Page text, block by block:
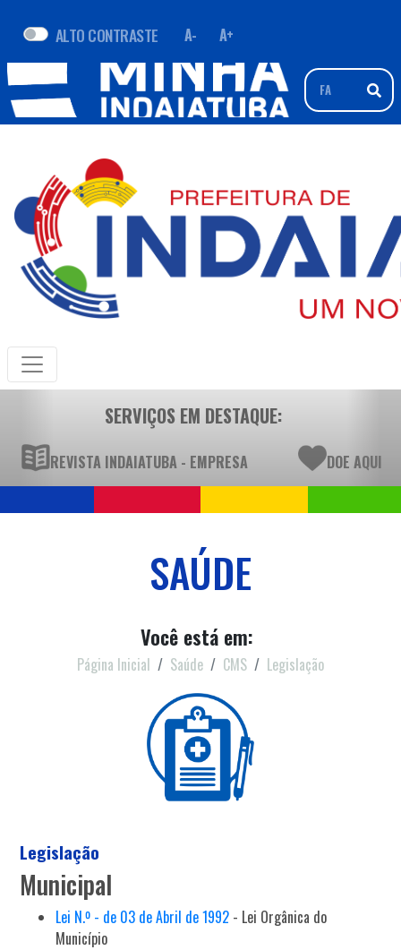
ALTO CONTRASTE A- A+
SERVIÇOS EM DESTAQUE:
REVISTA INDAIATUBA - EMPRESA DOE AQUI
SAÚDE
Você está em:
Página Inicial Saúde CMS Legislação
Legislação
Municipal
Lei N.º - de 03 de Abril de 1992 - Lei Orgânica do
Município